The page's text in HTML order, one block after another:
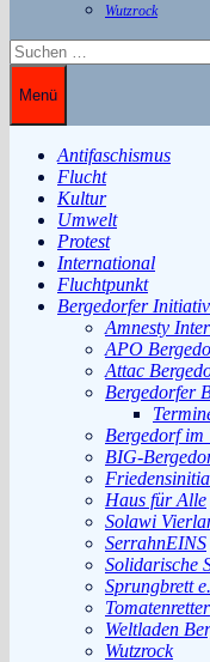
Wutzrock
Suchen
nach:
Menü
Antifaschismus
Flucht
Kultur
Umwelt
Protest
International
Fluchtpunkt
Bergedorfer
Amnesty
APO
Attac
Bergedorfer
Bergedorf im
BIG-
Haus für Alle
Solawi
SerrahnEINS
Solidarische
Sprungbrett
Tomatenretter
Weltladen
Wutzrock